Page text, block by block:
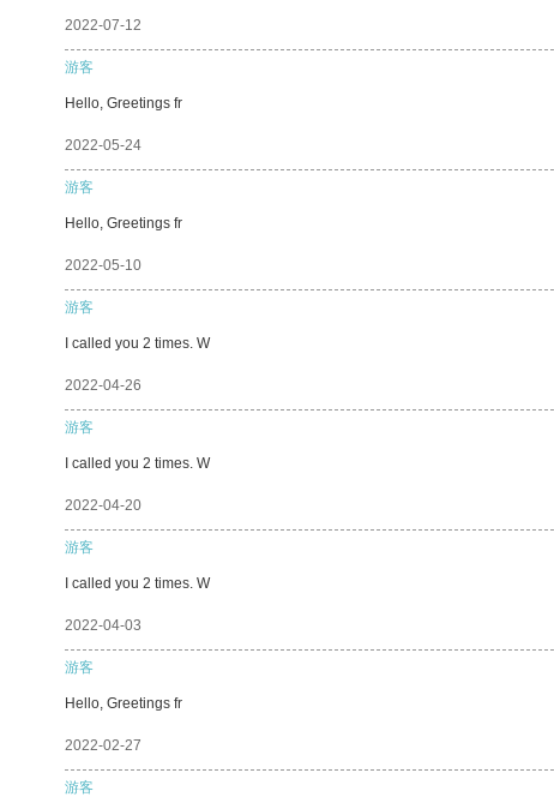
2022-07-12
游客
Hello, Greetings fr
2022-05-24
游客
Hello, Greetings fr
2022-05-10
游客
I called you 2 times. W
2022-04-26
游客
I called you 2 times. W
2022-04-20
游客
I called you 2 times. W
2022-04-03
游客
Hello, Greetings fr
2022-02-27
游客